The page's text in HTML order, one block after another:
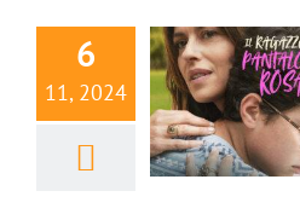
6
11, 2024